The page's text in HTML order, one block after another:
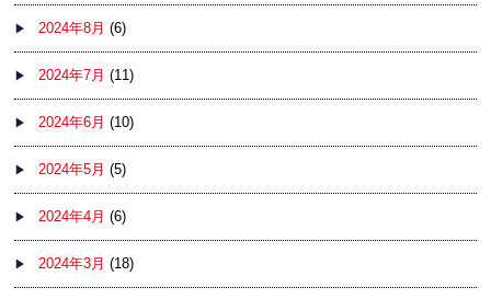
2024年8月 (6)
2024年7月 (11)
2024年6月 (10)
2024年5月 (5)
2024年4月 (6)
2024年3月 (18)